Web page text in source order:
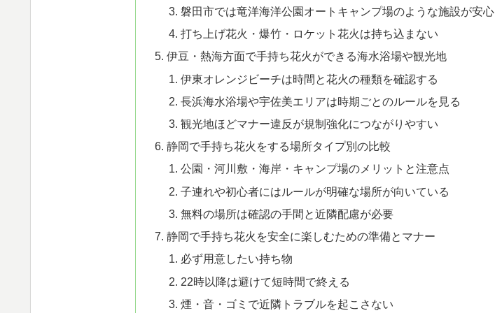
磐田市では竜洋海洋公園オートキャンプ場のような施設が安心
打ち上げ花火・爆竹・ロケット花火は持ち込まない
伊豆・熱海方面で手持ち花火ができる海水浴場や観光地
伊東オレンジビーチは時間と花火の種類を確認する
長浜海水浴場や宇佐美エリアは時期ごとのルールを見る
観光地ほどマナー違反が規制強化につながりやすい
静岡で手持ち花火をする場所タイプ別の比較
公園・河川敷・海岸・キャンプ場のメリットと注意点
子連れや初心者にはルールが明確な場所が向いている
無料の場所は確認の手間と近隣配慮が必要
静岡で手持ち花火を安全に楽しむための準備とマナー
必ず用意したい持ち物
22時以降は避けて短時間で終える
煙・音・ゴミで近隣トラブルを起こさない